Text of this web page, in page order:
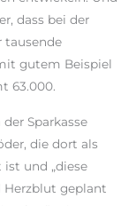
dass bei der
tausende
gutem Beispiel
63.000.
Sparkasse
die dort als
und „diese
geplant